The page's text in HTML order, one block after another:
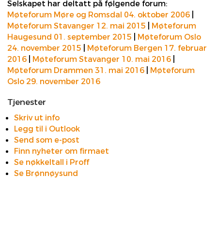
Selskapet har deltatt på følgende forum:
Møteforum Møre og Romsdal 04. oktober 2006
Møteforum Stavanger 12. mai 2015
Møteforum
Haugesund 01. september 2015
Møteforum Oslo
24. november 2015
Møteforum Bergen 17. februar
2016
Møteforum Stavanger 10. mai 2016
Møteforum Drammen 31. mai 2016
Møteforum
Oslo 29. november 2016
Tjenester
Skriv ut info
Legg til i Outlook
Send som e-post
Finn nyheter om firmaet
Se nøkkeltall i Proff
Se Brønnøysund